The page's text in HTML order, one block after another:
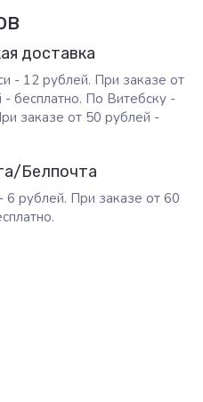
доставка
- 12 рублей. При заказе от
- бесплатно. По Витебску -
заказе от 50 рублей -
Белпочта
6 рублей. При заказе от 60